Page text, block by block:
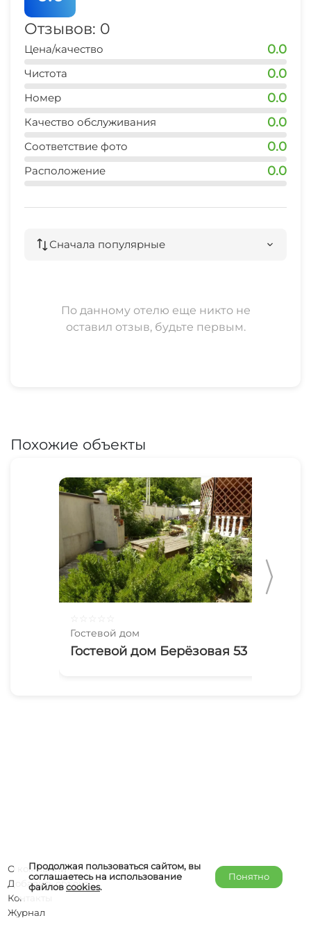
Отзывов: 0
Цена/качество 0.0
Чистота 0.0
Номер 0.0
Качество обслуживания 0.0
Соответствие фото 0.0
Расположение 0.0
Сначала популярные
По данному отелю еще никто не
оставил отзыв, будьте первым.
Похожие объекты
Гостевой дом
Гостевой дом Берёзовая 53
Продолжая пользоваться сайтом, вы
соглашаетесь на использование
файловcookies.
Понятно
О компании
Добавить объект
Контакты
Журнал